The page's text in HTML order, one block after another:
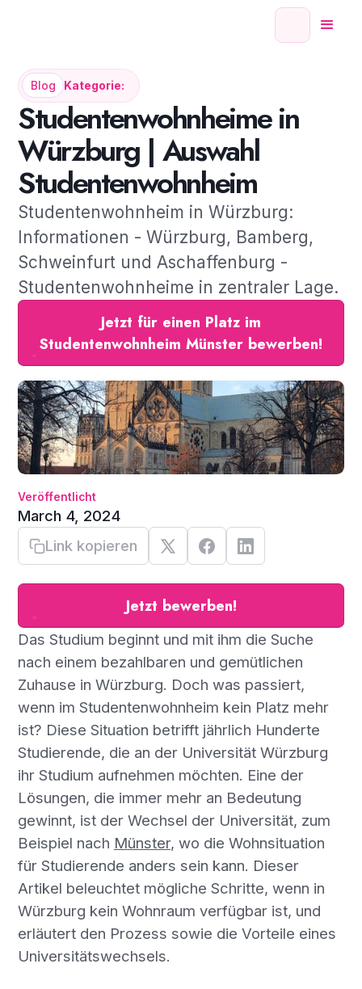
Blog Kategorie:
Studentenwohnheime in
Würzburg | Auswahl
Studentenwohnheim
Studentenwohnheim in Würzburg:
Informationen - Würzburg, Bamberg,
Schweinfurt und Aschaffenburg -
Studentenwohnheime in zentraler Lage.
Jetzt für einen Platz im
Studentenwohnheim Münster bewerben!
Veröffentlicht
March 4, 2024
Link kopieren
Jetzt bewerben!
Das Studium beginnt und mit ihm die Suche
nach einem bezahlbaren und gemütlichen
Zuhause in Würzburg. Doch was passiert,
wenn im Studentenwohnheim kein Platz mehr
ist? Diese Situation betrifft jährlich Hunderte
Studierende, die an der Universität Würzburg
ihr Studium aufnehmen möchten. Eine der
Lösungen, die immer mehr an Bedeutung
gewinnt, ist der Wechsel der Universität, zum
Beispiel nach Münster, wo die Wohnsituation
für Studierende anders sein kann. Dieser
Artikel beleuchtet mögliche Schritte, wenn in
Würzburg kein Wohnraum verfügbar ist, und
erläutert den Prozess sowie die Vorteile eines
Universitätswechsels.